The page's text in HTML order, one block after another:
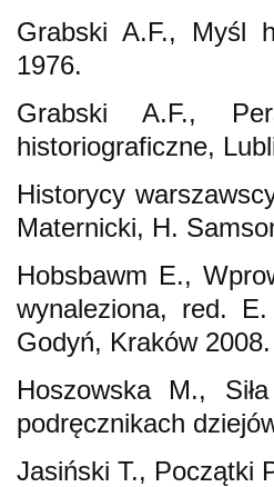
Grabski A.F., Myśl
1976.
Grabski A.F.,
historiograficzne,
Historycy
Maternicki, H.
Hobsbawm E.,
wynaleziona, red.
Godyń, Kraków 2008.
Hoszowska M.,
podręcznikach
Jasiński T., Początki